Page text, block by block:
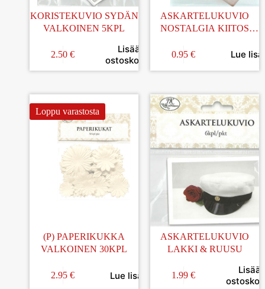
KORISTEKUVIO SYDÄN
VALKOINEN 5KPL
2.50 €
Lisää
ostoskoriin
ASKARTELUKUVIO
NOSTALGIA KIITOS
0.95 € Lue
Loppu varastosta
(P) PAPERIKUKKA
VALKOINEN 30KPL
2.95 € Lue lisää
ASKARTELUKUVIO
LAKKI & RUUSU
1.99 €
Lisää